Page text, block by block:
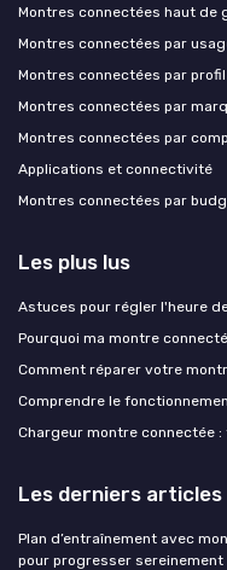
Montres connectées haut de
Montres connectées par
Montres connectées par profil
Montres connectées par
Montres connectées par
Applications et connectivité
Montres connectées par
Les plus lus
Astuces pour régler l'heure
Pourquoi ma montre
Comment réparer votre
Comprendre le
Chargeur montre connectée
Les derniers articles
Plan d’entraînement avec
pour progresser sereinement